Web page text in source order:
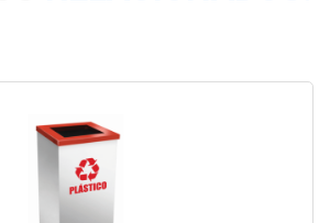
tampa vazada com base do chão